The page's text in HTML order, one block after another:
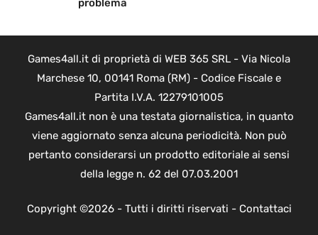
Games4all.it di proprietà di WEB 365 SRL - Via Nicola
Marchese 10, 00141 Roma (RM) - Codice Fiscale e
Partita I.V.A. 12279101005
Games4all.it non è una testata giornalistica, in quanto
viene aggiornato senza alcuna periodicità. Non può
pertanto considerarsi un prodotto editoriale ai sensi
della legge n. 62 del 07.03.2001
Copyright ©2026 - Tutti i diritti riservati - Contattaci